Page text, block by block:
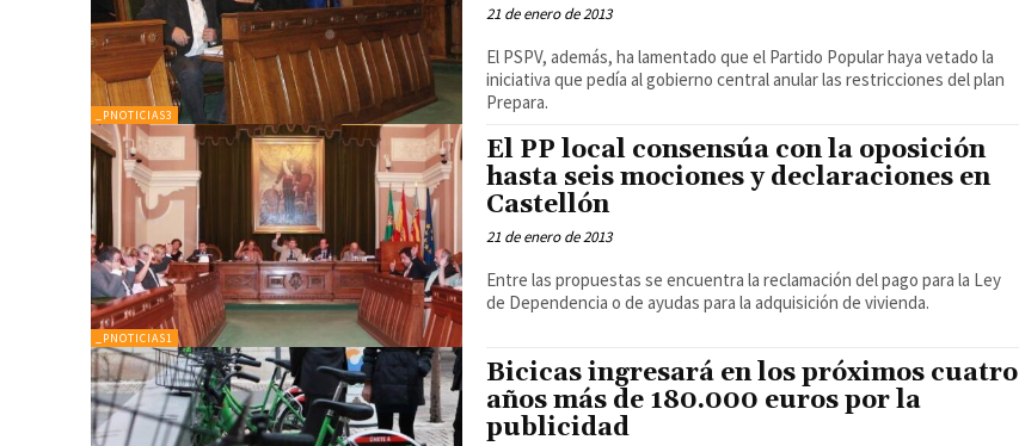
_PNOTICIAS3
21 de enero de 2013
El PSPV, además, ha lamentado que el Partido Popular haya vetado la
iniciativa que pedía al gobierno central anular las restricciones del plan
Prepara.
_PNOTICIAS1
El PP local consensúa con la oposición
hasta seis mociones y declaraciones en
Castellón
21 de enero de 2013
Entre las propuestas se encuentra la reclamación del pago para la Ley
de Dependencia o de ayudas para la adquisición de vivienda.
Bicicas ingresará en los próximos cuatro
años más de 180.000 euros por la
publicidad